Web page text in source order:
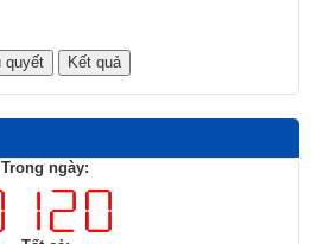
Trong ngày: